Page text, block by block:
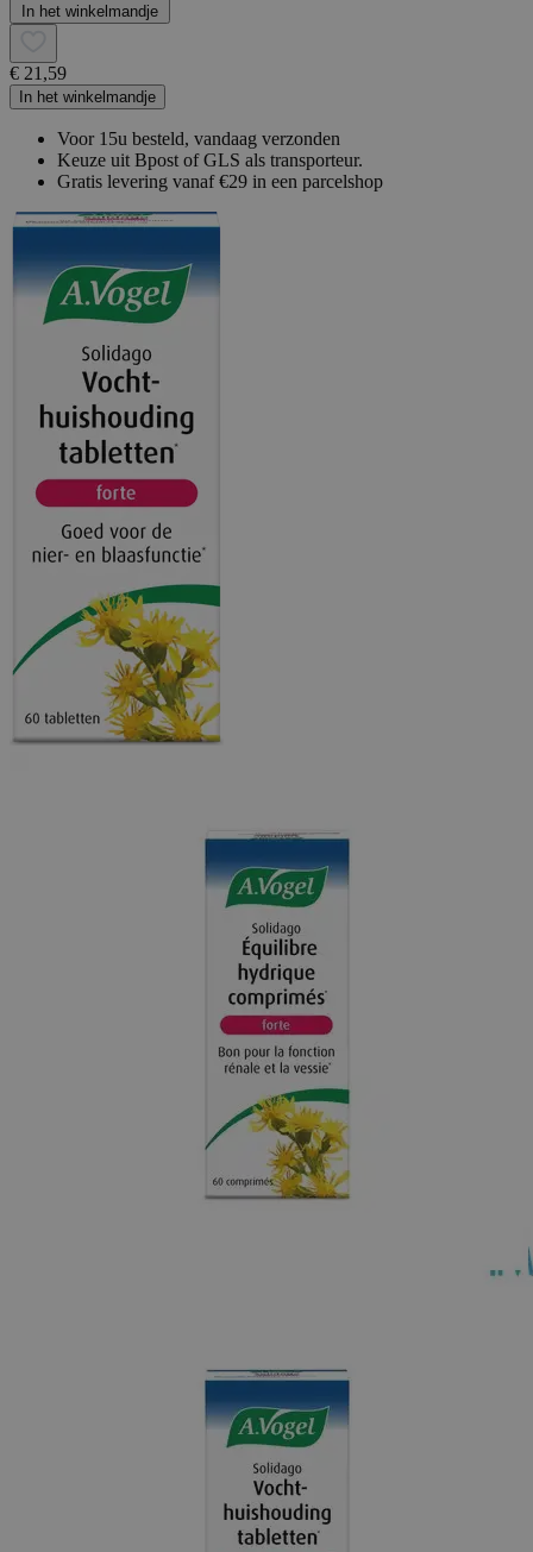
In het winkelmandje
€ 21,59
In het winkelmandje
Voor 15u besteld, vandaag verzonden
Keuze uit Bpost of GLS als transporteur.
Gratis levering vanaf €29 in een parcelshop